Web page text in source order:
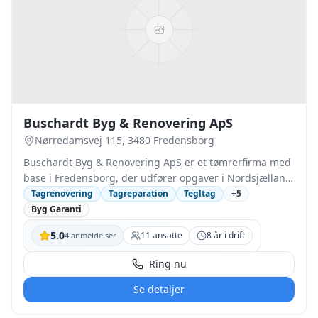
Buschardt Byg & Renovering ApS
Nørredamsvej 115, 3480 Fredensborg
Buschardt Byg & Renovering ApS er et tømrerfirma med
base i Fredensborg, der udfører opgaver i Nordsjælland
og København. Virksomheden arbejder med
tagrenovering, herunder reparation og udskiftning af
tage, og rådgiver om valg af tagtype,
energiforbedringer og integration af ovenlysløsninger.
Opgaver kan gennemføres som totalentreprise i
samarbejde med faste partnere. Virksomheden er en
familieejet tømrervirksomhed drevet af Peter og Nicolai
Buschardt med over 50 års samlet erfaring. Buschardt
Tagrenovering Tagreparation Tegltag +5
Byg Garanti
5.04 anmeldelser 11 ansatte 8år i drift
Ring nu
Se detaljer